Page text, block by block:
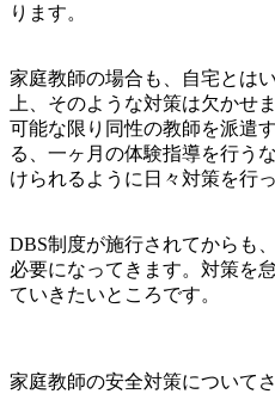
ります。
家庭教師の場合も、自宅とは
上、そのような対策は欠かせま
可能な限り同性の教師を派遣
る、一ヶ月の体験指導を行う
けられるように日々対策を行
DBS制度が施行されてからも
必要になってきます。対策を
ていきたいところです。
家庭教師の安全対策について